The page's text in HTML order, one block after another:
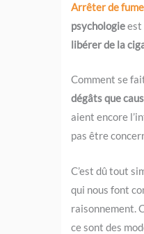
Arrêter de
psychologieest
libérer de la
Comment se
dégâts que
aient encore
pas être
C’est dû tout
qui nous font
raisonnement.
ce sont des